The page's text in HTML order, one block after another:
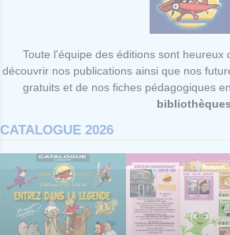
Toute l'équipe des éditions sont heureux
découvrir nos publications ainsi que nos
gratuitset de nos fiches pédagogiques
bibliothèques
CATALOGUE 2026